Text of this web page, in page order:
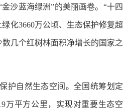
沙蓝海绿洲”的美丽画卷。“十四
化3660万公顷、生态保护修复超
几个红树林面积净增长的国家之
自然生态空间。全国统筹划定
万平方公里，实现对重要生态空